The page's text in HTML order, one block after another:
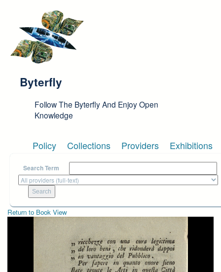
Byterfly
Follow The Byterfly And Enjoy Open
Knowledge
Policy Collections Providers Exhibitions
Search Term
Return to Book View